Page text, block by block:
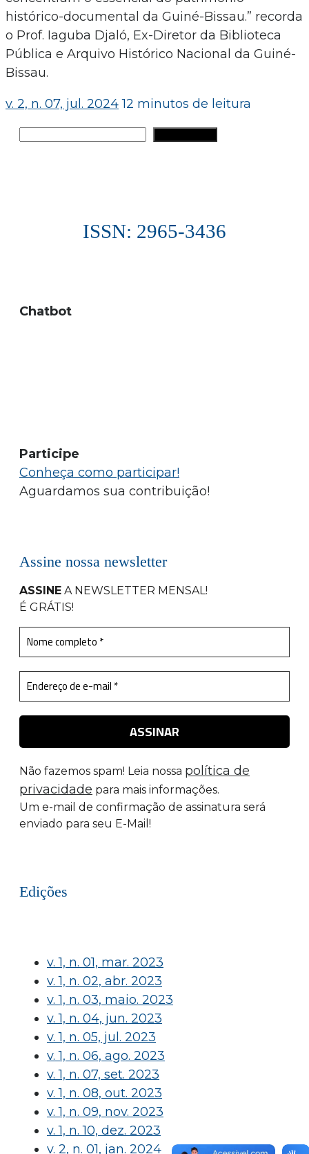
histórico-documental da Guiné-Bissau.” recorda
o Prof. Iaguba Djaló, Ex-Diretor da Biblioteca
Pública e Arquivo Histórico Nacional da Guiné-
Bissau.
v. 2, n. 07, jul. 2024 12 minutos de leitura
ISSN: 2965-3436
Chatbot
Participe
Conheça como participar!
Aguardamos sua contribuição!
Assine nossa newsletter
ASSINE A NEWSLETTER MENSAL!
É GRÁTIS!
Não fazemos spam! Leia nossa política de
privacidade para mais informações.
Um e-mail de confirmação de assinatura será
enviado para seu E-Mail!
Edições
v. 1, n. 01, mar. 2023
v. 1, n. 02, abr. 2023
v. 1, n. 03, maio. 2023
v. 1, n. 04, jun. 2023
v. 1, n. 05, jul. 2023
v. 1, n. 06, ago. 2023
v. 1, n. 07, set. 2023
v. 1, n. 08, out. 2023
v. 1, n. 09, nov. 2023
v. 1, n. 10, dez. 2023
v. 2, n. 01, jan. 2024